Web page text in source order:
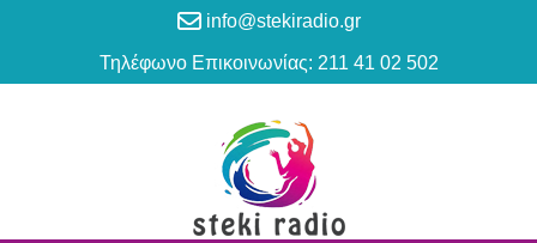
info@stekiradio.gr
Τηλέφωνο Επικοινωνίας: 211 41 02 502